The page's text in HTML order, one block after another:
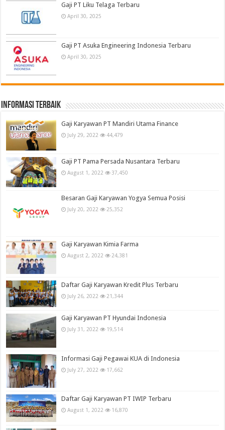
Gaji PT Liku Telaga Terbaru
April 30, 2025
Gaji PT Asuka Engineering Indonesia Terbaru
April 30, 2025
informasi terbaik
Gaji Karyawan PT Mandiri Utama Finance
July 29, 2022 44,479
Gaji PT Pama Persada Nusantara Terbaru
August 1, 2022 37,450
Besaran Gaji Karyawan Yogya Semua Posisi
July 20, 2022 25,352
Gaji Karyawan Kimia Farma
August 2, 2022 24,381
Daftar Gaji Karyawan Kredit Plus Terbaru
July 26, 2022 21,344
Gaji Karyawan PT Hyundai Indonesia
July 31, 2022 19,514
Informasi Gaji Pegawai KUA di Indonesia
July 27, 2022 17,662
Daftar Gaji Karyawan PT IWIP Terbaru
August 1, 2022 16,870